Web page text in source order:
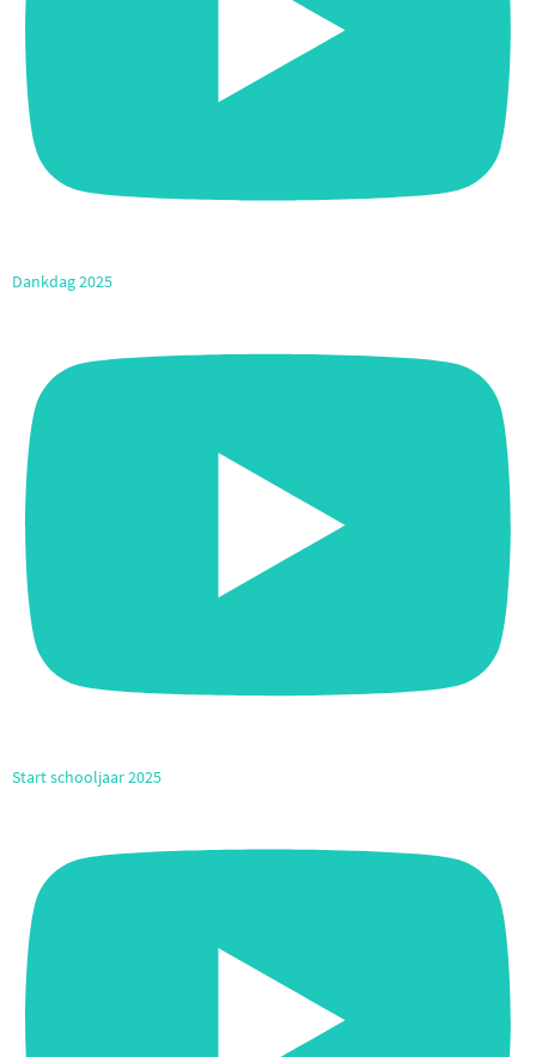
Dankdag 2025
Start schooljaar 2025